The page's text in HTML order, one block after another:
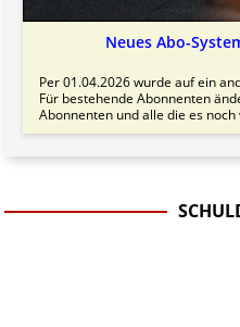
Neues Abo-
Per 01.04.2026 wurde auf ein
Für bestehende Abonnenten
Abonnenten und alle die es noch